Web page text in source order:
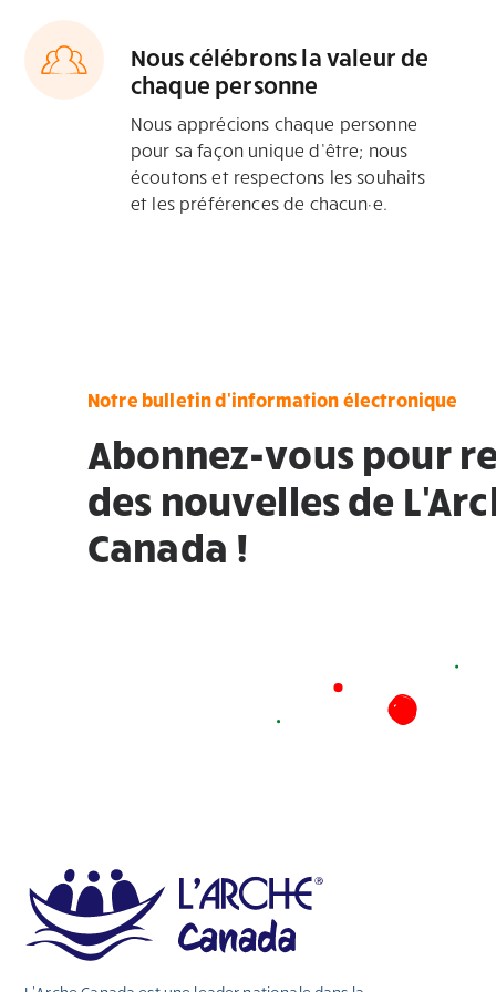
Nous célébrons la valeur de
chaque personne
Nous apprécions chaque personne
pour sa façon unique d’être; nous
écoutons et respectons les souhaits
et les préférences de chacun·e.
Notre bulletin d'information électronique
Abonnez-vous pour
des nouvelles de
Canada !